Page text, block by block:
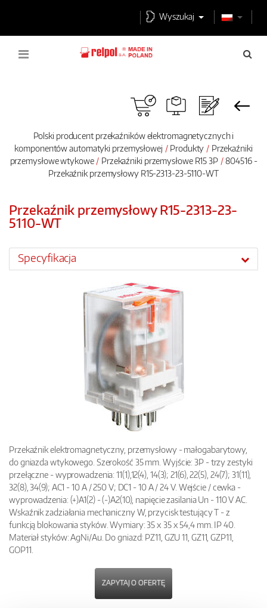
Wyszukaj
Polski producent przekaźników elektromagnetycznych i
komponentów automatyki przemysłowej
Produkty
Przekaźniki
przemysłowe wtykowe
Przekaźniki przemysłowe R15 3P
804516 -
Przekaźnik przemysłowy R15-2313-23-5110-WT
Przekaźnik przemysłowy R15-2313-23-
5110-WT
Specyfikacja
Przekaźnik elektromagnetyczny, przemysłowy - małogabarytowy,
do gniazda wtykowego. Szerokość 35 mm. Wyjście: 3P - trzy zestyki
przełączne - wyprowadzenia: 11(1),12(4), 14(3); 21(6), 22(5), 24(7); 31(11),
32(8), 34(9); AC1 - 10 A / 250 V; DC1 - 10 A / 24 V. Wejście / cewka -
wyprowadzenia: (+)A1(2) - (-)A2(10), napięcie zasilania Un - 110 V AC.
Wskaźnik zadziałania mechaniczny W, przycisk testujący T - z
funkcją blokowania styków. Wymiary: 35 x 35 x 54,4 mm. IP 40.
Materiał styków: AgNi/Au. Do gniazd: PZ11, GZU 11, GZ11, GZP11,
GOP11.
ZAPYTAJ O OFERTĘ